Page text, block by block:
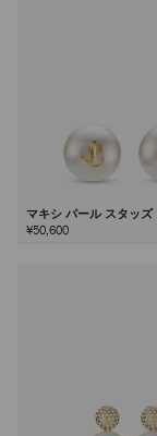
マキシ パール スタッズ
¥50,600